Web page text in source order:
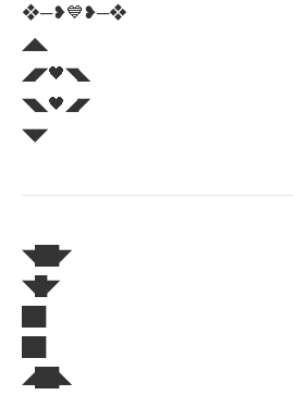
❖─❥💙❥─❖
◢◣
◢◤🖤◥◣
◥◣🖤◢◤
◥◤
◥██◤
◥█◤
◢██◣